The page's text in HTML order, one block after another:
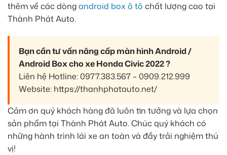
thêm về các dòngandroid box ô tô chất lượng cao tại
Thành Phát Auto.
Bạn cần tư vấn nâng cấp màn hình Android /
Android Box cho xe Honda Civic 2022 ?
Liên hệ Hotline: 0977.383.567 – 0909.212.999
Website: https://thanhphatauto.net/
Cảm ơn quý khách hàng đã luôn tin tưởng và lựa chọn
sản phẩm tại Thành Phát Auto. Chúc quý khách có
những hành trình lái xe an toàn và đầy trải nghiệm thú
vị!